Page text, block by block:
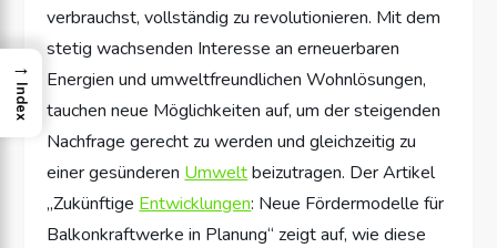
verbrauchst, vollständig zu revolutionieren. Mit dem
stetig wachsenden Interesse an erneuerbaren
Energien und umweltfreundlichen Wohnlösungen,
tauchen neue Möglichkeiten auf, um der steigenden
Nachfrage gerecht zu werden und gleichzeitig zu
einer gesünderen Umweltbeizutragen. Der Artikel
„Zukünftige Entwicklungen: Neue Fördermodelle für
Balkonkraftwerke in Planung“ zeigt auf, wie diese
→
Index